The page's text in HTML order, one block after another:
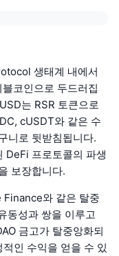
생태계 내에서
코인으로 두드러집
는 RSR 토큰으로
cUSDT와 같은 수
니로 뒷받침됩니다.
DeFi 프로토콜의 파생
보장합니다.
와 같은 탈중
동성과 쌍을 이루고
금고가 탈중앙화되
인 수익을 얻을 수 있